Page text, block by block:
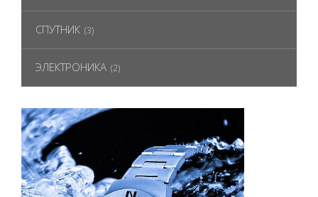
СПУТНИК (3)
ЭЛЕКТРОНИКА (2)